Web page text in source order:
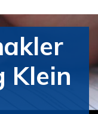
Klein